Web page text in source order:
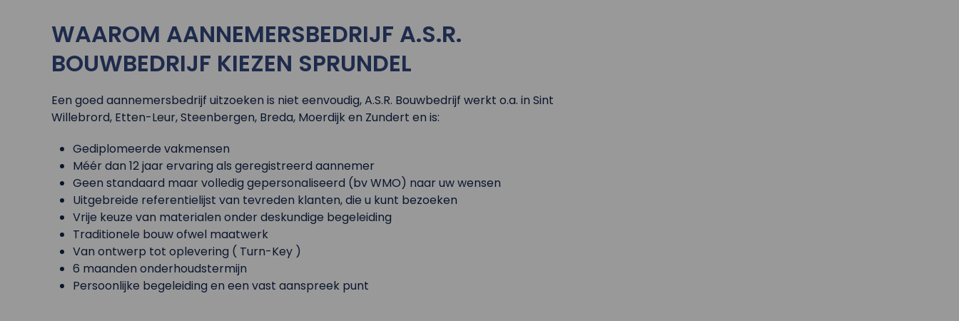
WAAROM AANNEMERSBEDRIJF A.S.R.
BOUWBEDRIJF KIEZEN SPRUNDEL
Een goed aannemersbedrijf uitzoeken is niet eenvoudig, A.S.R. Bouwbedrijf werkt o.a. in Sint
Willebrord, Etten-Leur, Steenbergen, Breda, Moerdijk en Zundert en is:
Gediplomeerde vakmensen
Méér dan 12 jaar ervaring als geregistreerd aannemer
Geen standaard maar volledig gepersonaliseerd (bv WMO) naar uw wensen
Uitgebreide referentielijst van tevreden klanten, die u kunt bezoeken
Vrije keuze van materialen onder deskundige begeleiding
Traditionele bouw ofwel maatwerk
Van ontwerp tot oplevering ( Turn-Key )
6 maanden onderhoudstermijn
Persoonlijke begeleiding en een vast aanspreek punt